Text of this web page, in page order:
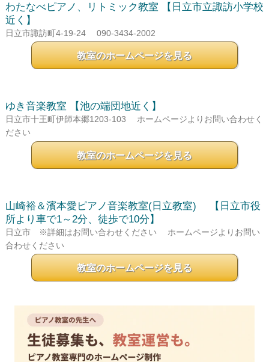
わたなべピアノ、リトミック教室
【日立市立諏訪小学校
近く】
日立市諏訪町4-19-24 090-3434-2002
教室のホームページを見る
ゆき音楽教室 【池の端団地近く】
日立市十王町伊師本郷1203-103
ホームページよりお問い合わせく
ださい
教室のホームページを見る
山崎裕＆濱本愛ピアノ音楽教室(日立教室)
【日立市役
所より車で1～2分、徒歩で10分】
日立市 ※詳細はお問い合わせください
ホームページよりお問い
合わせください
教室のホームページを見る